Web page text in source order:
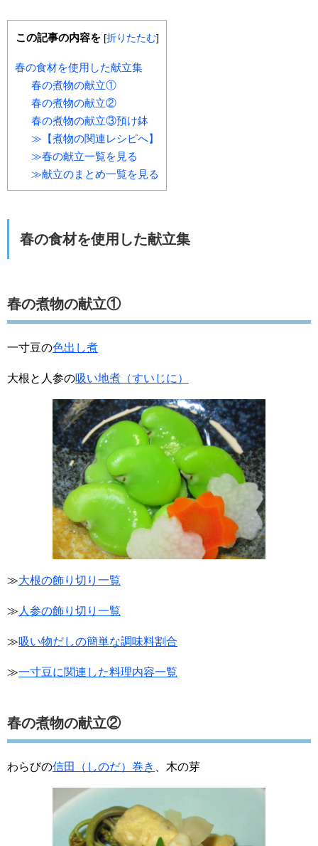
この記事の内容を [折りたたむ]
春の食材を使用した献立集
春の煮物の献立①
春の煮物の献立②
春の煮物の献立③預け鉢
≫【煮物の関連レシピへ】
≫春の献立一覧を見る
≫献立のまとめ一覧を見る
春の食材を使用した献立集
春の煮物の献立①
一寸豆の色出し煮
大根と人参の吸い地煮（すいじに）
≫大根の飾り切り一覧
≫ 人参の飾り切り一覧
≫吸い物だしの簡単な調味料割合
≫一寸豆に関連した料理内容一覧
春の煮物の献立②
わらびの信田（しのだ）巻き 、木の芽